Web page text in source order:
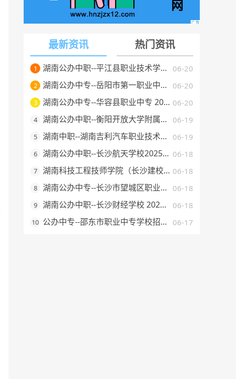
最新资讯 热门资讯
1 06-20
湖南公办中职--平江县职业技术学校 2025 年招生简章
2 06-20
湖南公办中专--岳阳市第一职业中等专业学校 2025 年招生简章
3 06-20
湖南公办中专--华容县职业中专 2025 年招生简章
4 06-19
湖南公办中职--衡阳开放大学附属中等职业学校 2025 年招生简章
5 06-19
湖南中职--湖南吉利汽车职业技术学院2025年普通高校招生章程
6 06-18
湖南公办中职--长沙航天学校2025年招生简章
7 06-18
湖南科技工程技师学院（长沙建校）2025年招生简章
8 06-18
湖南公办中专--长沙市望城区职业中等专业学校 2025 年招生简章
9 06-18
湖南公办中职--长沙财经学校 2025 年招生简章
10 06-17
公办中专--邵东市职业中专学校招生简章（2025 年）